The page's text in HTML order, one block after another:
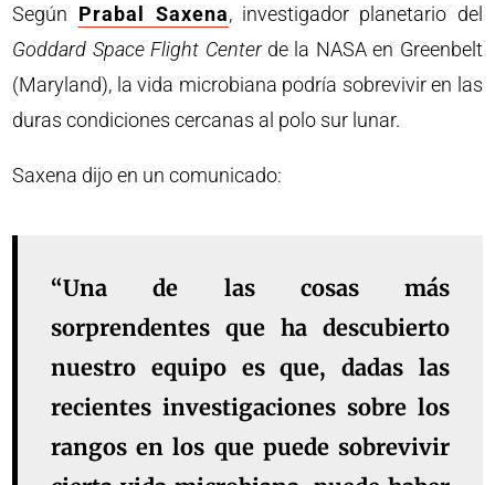
Según Prabal Saxena, investigador planetario del
Goddard Space Flight Centerde la NASA en Greenbelt
(Maryland), la vida microbiana podría sobrevivir en las
duras condiciones cercanas al polo sur lunar.
Saxena dijo en un comunicado:
“Una de las cosas más
sorprendentes que ha descubierto
nuestro equipo es que, dadas las
recientes investigaciones sobre los
rangos en los que puede sobrevivir